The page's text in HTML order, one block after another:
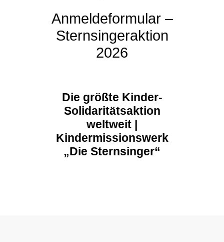
Anmeldeformular –
Sternsingeraktion
2026
Die größte Kinder-
Solidaritätsaktion
weltweit |
Kindermissionswerk
„Die Sternsinger“